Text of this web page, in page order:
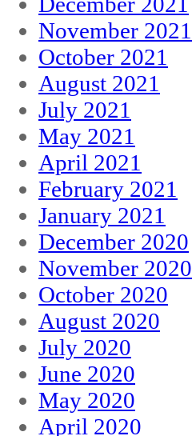
November 2021
October 2021
August 2021
July 2021
May 2021
April 2021
February 2021
January 2021
December 2020
November 2020
October 2020
August 2020
July 2020
June 2020
May 2020
April 2020